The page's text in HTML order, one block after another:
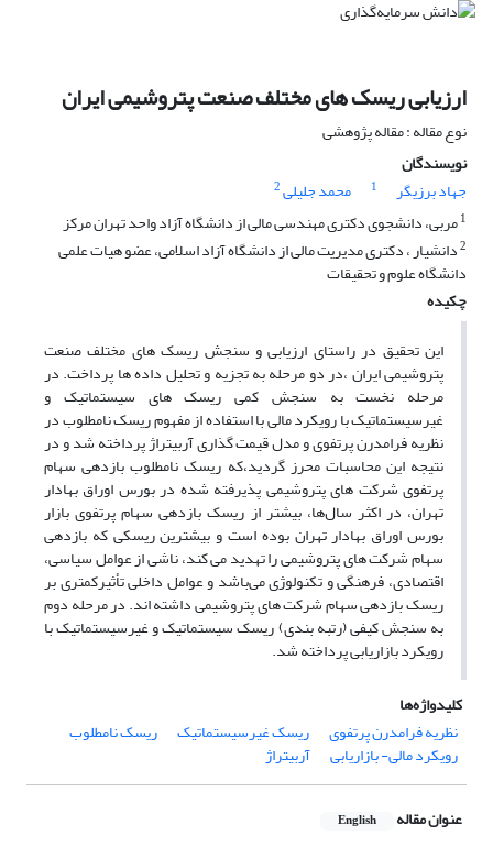
ارزیابی ریسک های مختلف صنعت پتروشیمی ایران
نوع مقاله : مقاله پژوهشی
نویسندگان
جهاد برزیگر
1 محمد جلیلی2
1مربی، دانشجوی دکتری مهندسی مالی از دانشگاه آزاد واحد تهران مرکز
2دانشیار ، دکتری مدیریت مالی از دانشگاه آزاد اسلامی، عضو هیات علمی
دانشگاه علوم و تحقیقات
چکیده
این تحقیق در راستای ارزیابی و سنجش ریسک های مختلف صنعت
پتروشیمی ایران ،در دو مرحله به تجزیه و تحلیل داده ها پرداخت. در
مرحله نخست به سنجش کمی ریسک های سیستماتیک و
غیرسیستماتیک با رویکرد مالی با استفاده از مفهوم ریسک نامطلوب در
نظریه فرامدرن پرتفوی و مدل قیمت گذاری آربیتراژ پرداخته شد و در
نتیجه این محاسبات محرز گردید،که ریسک نامطلوب بازدهی سهام
پرتفوی شرکت های پتروشیمی پذیرفته شده در بورس اوراق بهادار
تهران، در اکثر سال‌ها، بیشتر از ریسک بازدهی سهام پرتفوی بازار
بورس اوراق بهادار تهران بوده است و بیشترین ریسکی که بازدهی
سهام شرکت های پتروشیمی را تهدید می کند، ناشی از عوامل سیاسی،
اقتصادی، فرهنگی و تکنولوژی می‌باشد و عوامل داخلی تأثیرکمتری بر
ریسک بازدهی سهام شرکت های پتروشیمی داشته اند. در مرحله دوم
به سنجش کیفی (رتبه بندی) ریسک سیستماتیک و غیرسیستماتیک با
رویکرد بازاریابی پرداخته شد.
کلیدواژه‌ها
نظریه فرامدرن پرتفوی
ریسک غیرسیستماتیک ریسک نامطلوب
رویکرد مالی- بازاریابی آربیتراژ
عنوان مقاله English